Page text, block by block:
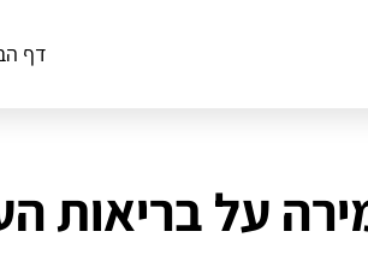
דף
על בריאות